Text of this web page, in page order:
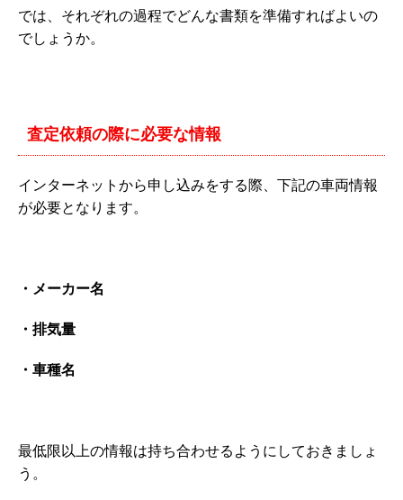
では、それぞれの過程でどんな書類を準備すればよいの
でしょうか。
査定依頼の際に必要な情報
インターネットから申し込みをする際、下記の車両情報
が必要となります。
・メーカー名
・排気量
・車種名
最低限以上の情報は持ち合わせるようにしておきましょ
う。